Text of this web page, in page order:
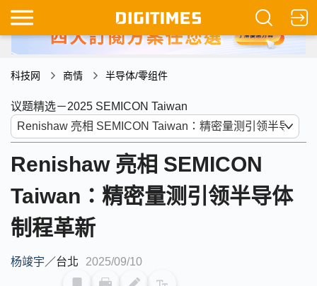
科技网 商情 半导体/零组件
议题精选－2025 SEMICON Taiwan
Renishaw 亮相 SEMICON
Taiwan：精密量测引领半导体
制程革新
杨竣宇／台北 2025/09/10